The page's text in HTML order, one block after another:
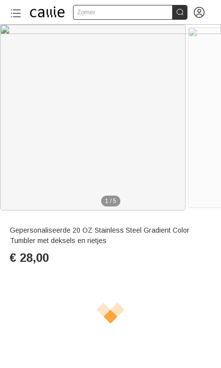
Zomer  
1 / 5
Gepersonaliseerde 20 OZ Stainless Steel Gradient Color
Tumbler met deksels en rietjes
€ 28,00